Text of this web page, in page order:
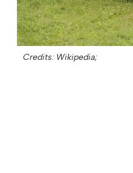
Credits: Wikipedia;